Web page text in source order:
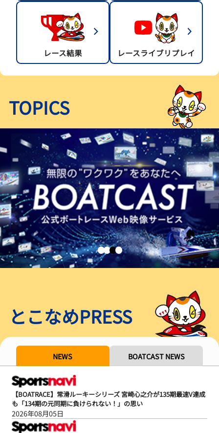
レース結果 レースライブリプレイ
TOPICS
とこなめPRESS
NEWS BOATCAST NEWS
【BOATRACE】常滑ルーキーシリーズ 宮崎心之介が135期最速V達成
も「134期の元同期に負けられない！」の思い
2026年08月05日